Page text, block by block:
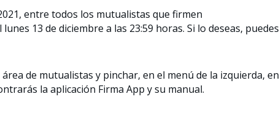
entre todos los mutualistas que firmen
13 de diciembre a las 23:59 horas. Si lo deseas, puedes
de mutualistas y pinchar, en el menú de la izquierda, en
la aplicación Firma App y su manual.